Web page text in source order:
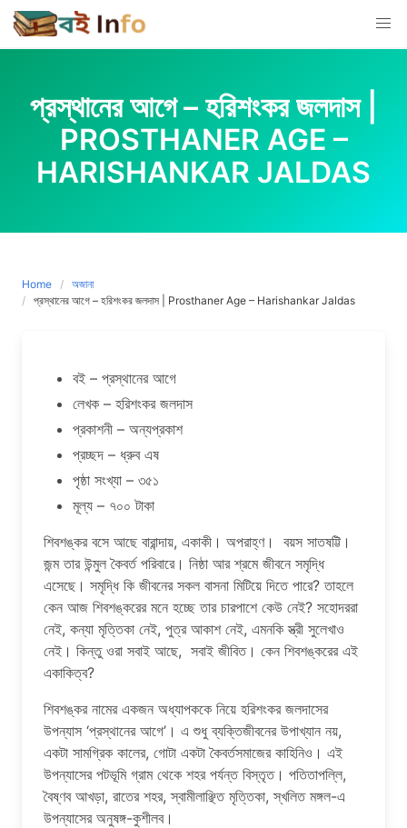
Skip
to
content
প্রস্থানের আগে – হরিশংকর জলদাস |
PROSTHANER AGE –
HARISHANKAR JALDAS
Home
অজানা
প্রস্থানের আগে – হরিশংকর জলদাস | Prosthaner Age – Harishankar Jaldas
বই – প্রস্থানের আগে
লেখক – হরিশংকর জলদাস
প্রকাশনী – অন্যপ্রকাশ
প্রচ্ছদ – ধ্রুব এষ
পৃষ্ঠা সংখ্যা – ৩৫১
মূল্য – ৭০০ টাকা
শিবশঙ্কর বসে আছে বারান্দায়, একাকী। অপরাহ্ণ। বয়স সাতষট্টি।
জন্ম তার উন্মুল কৈবর্ত পরিবারে। নিষ্ঠা আর শ্রমে জীবনে সমৃদ্ধি
এসেছে। সমৃদ্ধি কি জীবনের সকল বাসনা মিটিয়ে দিতে পারে? তাহলে
কেন আজ শিবশঙ্করের মনে হচ্ছে তার চারপাশে কেউ নেই? সহােদররা
নেই, কন্যা মৃত্তিকা নেই, পুত্র আকাশ নেই, এমনকি স্ত্রী সুলেখাও
নেই। কিন্তু ওরা সবাই আছে, সবাই জীবিত। কেন শিবশঙ্করের এই
একাকিত্ব?
শিবশঙ্কর নামের একজন অধ্যাপককে নিয়ে হরিশংকর জলদাসের
উপন্যাস ‘প্রস্থানের আগে’। এ শুধু ব্যক্তিজীবনের উপাখ্যান নয়,
একটা সামগ্রিক কালের, গােটা একটা কৈবর্তসমাজের কাহিনিও। এই
উপন্যাসের পটভূমি গ্রাম থেকে শহর পর্যন্ত বিস্তৃত। পতিতাপল্লি,
বৈষ্ণব আখড়া, রাতের শহর, স্বামীলাঞ্ছিত মৃত্তিকা, স্খলিত মঙ্গল-এ
উপন্যাসের অনুষঙ্গ-কুশীলব।